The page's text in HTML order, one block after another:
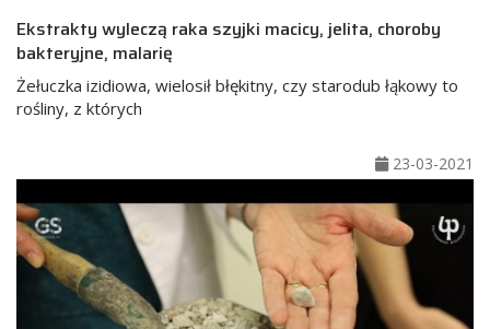
Ekstrakty wyleczą raka szyjki macicy, jelita, choroby
bakteryjne, malarię
Żełuczka izidiowa, wielosił błękitny, czy starodub łąkowy to
rośliny, z których
23-03-2021